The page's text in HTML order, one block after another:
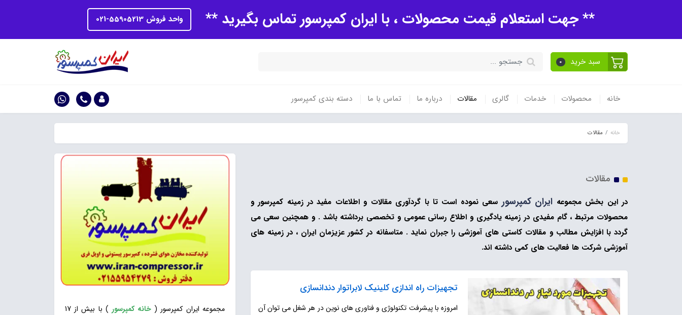
** جهت استعلام قیمت محصولات ، با ایران کمپرسور تماس بگیرید ** واحد فروش 55905213-021
سبد خرید 0
خانه محصولات خدمات گالری مقالات درباره ما تماس با ما دسته بندی کمپرسور
خانه مقالات
مقالات
در این بخش مجموعه ایران کمپرسور سعی نموده است تا با گردآوری مقالات و اطلاعات مفید در زمینه کمپرسور و
محصولات مرتبط ، گام مفیدی در زمینه یادگیری و اطلاع رسانی عمومی و تخصصی برداشته باشد . و همچنین سعی می
گردد با افزایش مطالب و مقالات کاستی های آموزشی را جبران نماید . متاسفانه در کشور عزیزمان ایران ، در زمینه های
آموزشی شرکت ها فعالیت های کمی داشته اند.
تجهیزات راه اندازی کلینیک لابراتوار دندانسازی
امروزه با پیشرفت تکنولوژی و فناوری های نوین در هر شغل می توان آن
مجموعه ایران کمپرسور ( خانه کمپرسور
) با بیش از 17